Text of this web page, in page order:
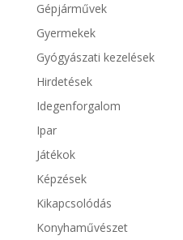
Gépjárművek
Gyermekek
Gyógyászati kezelések
Hirdetések
Idegenforgalom
Ipar
Játékok
Képzések
Kikapcsolódás
Konyhaművészet